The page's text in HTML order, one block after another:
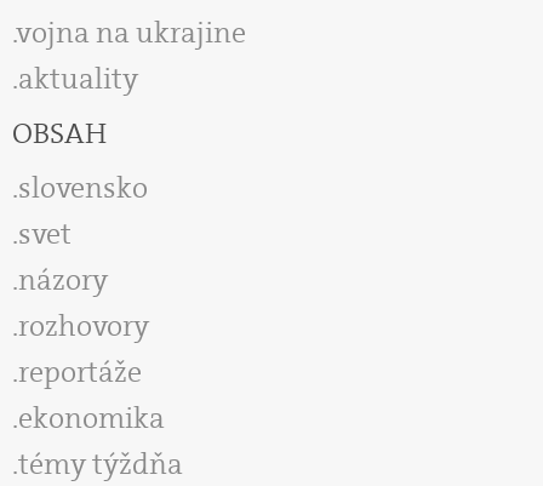
vojna na ukrajine
aktuality
OBSAH
slovensko
svet
názory
rozhovory
reportáže
ekonomika
témy týždňa